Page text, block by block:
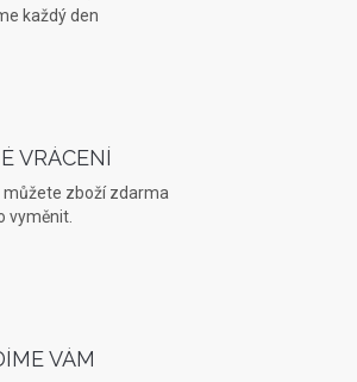
každý den
VRÁCENÍ
můžete zboží zdarma
vyměnit.
VÁM